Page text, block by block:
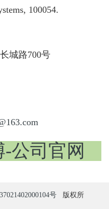
100054.
城路700号
-公司官网
号 版权所